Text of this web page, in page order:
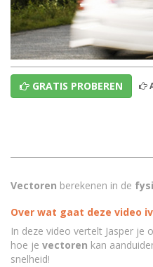
GRATIS PROBEREN
Vectoren berekenen in de
Over wat gaat deze video
In deze video vertelt Jasper je
hoe je vectoren kan
snelheid!